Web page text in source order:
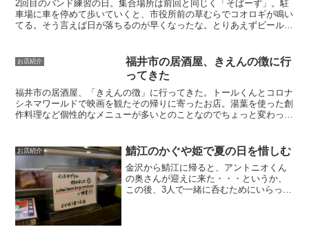
2回目のバンド練習の日。集合場所は前回と同じく「そばーず」。駐
車場に車を停めて歩いていくと、市役所前の草むらでコオロギが鳴い
てる。そう言えば日が落ちるのが早くなったな。とりあえずビールを
お店紹介
福井市の居酒屋、きえんの徴に行
ってきた
福井市の居酒屋、「きえんの徴」に行ってきた。トールくんとコロナ
シネマワールドで映画を観たその帰りに寄ったお店。湯葉を使った創
作料理など個性的なメニューが多いとのことなのでちょっと変わって
お店紹介 鯖江のかぐや姫で夏の日を惜しむ
金沢から鯖江に帰ると、アントニオくん
の奥さんが迎えに来た・・・というか、
この後、3人で一緒に呑むためにいらっし